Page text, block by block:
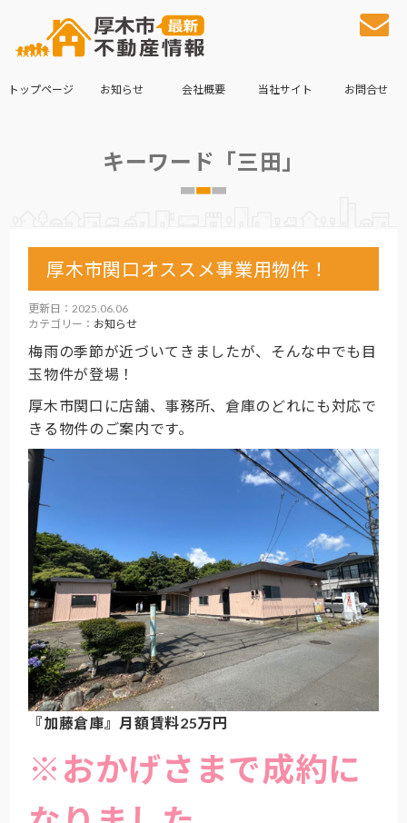
トップページ お知らせ 会社概要 当社サイト お問合せ
キーワード「三田」
厚木市関口オススメ事業用物件！
更新日：2025.06.06
カテゴリー： お知らせ
梅雨の季節が近づいてきましたが、そんな中でも目
玉物件が登場！
厚木市関口に店舗、事務所、倉庫のどれにも対応で
きる物件のご案内です。
『加藤倉庫』月額賃料25万円
※おかげさまで成約に